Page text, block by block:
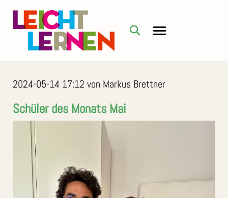
2024-05-14 17:12 von Markus Brettner
Schüler des Monats Mai